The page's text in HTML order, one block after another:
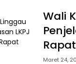
Wali
Maret 24,